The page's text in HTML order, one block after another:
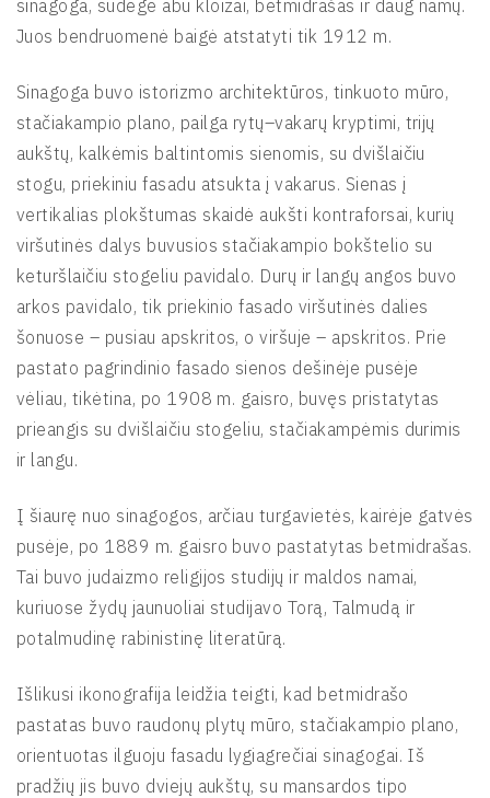
sinagoga, sudegė abu kloizai, betmidrašas ir daug namų.
Juos bendruomenė baigė atstatyti tik 1912 m.
Sinagoga buvo istorizmo architektūros, tinkuoto mūro,
stačiakampio plano, pailga rytų–vakarų kryptimi, trijų
aukštų, kalkėmis baltintomis sienomis, su dvišlaičiu
stogu, priekiniu fasadu atsukta į vakarus. Sienas į
vertikalias plokštumas skaidė aukšti kontraforsai, kurių
viršutinės dalys buvusios stačiakampio bokštelio su
keturšlaičiu stogeliu pavidalo. Durų ir langų angos buvo
arkos pavidalo, tik priekinio fasado viršutinės dalies
šonuose – pusiau apskritos, o viršuje – apskritos. Prie
pastato pagrindinio fasado sienos dešinėje pusėje
vėliau, tikėtina, po 1908 m. gaisro, buvęs pristatytas
prieangis su dvišlaičiu stogeliu, stačiakampėmis durimis
ir langu.
Į šiaurę nuo sinagogos, arčiau turgavietės, kairėje gatvės
pusėje, po 1889 m. gaisro buvo pastatytas betmidrašas.
Tai buvo judaizmo religijos studijų ir maldos namai,
kuriuose žydų jaunuoliai studijavo Torą, Talmudą ir
potalmudinę rabinistinę literatūrą.
Išlikusi ikonografija leidžia teigti, kad betmidrašo
pastatas buvo raudonų plytų mūro, stačiakampio plano,
orientuotas ilguoju fasadu lygiagrečiai sinagogai. Iš
pradžių jis buvo dviejų aukštų, su mansardos tipo